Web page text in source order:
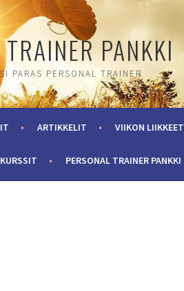
PANKKI
PARAS PERSONAL TRAINER
ARTIKKELIT VIIKON LIIKKEET
PERSONAL TRAINER PANKKI